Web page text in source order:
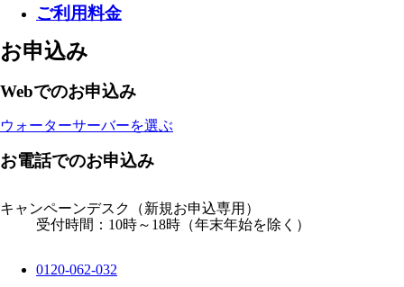
ご利用料金
お申込み
Webでのお申込み
ウォーターサーバーを選ぶ
お電話でのお申込み
キャンペーンデスク
（新規お申込専用）
受付時間：10時～18時（年末年始を除く）
0120-062-032